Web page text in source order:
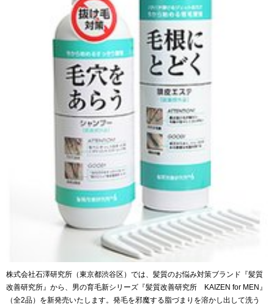
株式会社石澤研究所（東京都渋谷区）では、髪質のお悩み対策ブランド『髪質
改善研究所』から、男の育毛新シリーズ『髪質改善研究所 KAIZEN for MEN』
（全2品）を新発売いたします。発毛を邪魔する脂づまりを溶かし出して洗う